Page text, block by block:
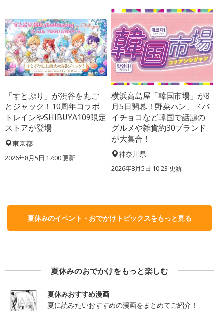
「すとぷり」が渋谷を丸ご
とジャック！10周年コラボ
トレインやSHIBUYA109限定
ストアが登場
東京都
2026年8月5日 17:00更新
横浜高島屋「韓国市場」が8
月5日開幕！野菜パン、ドバ
イチョコなど韓国で話題の
グルメや雑貨約30ブランド
が大集合！
神奈川県
2026年8月5日 10:23 更新
夏休みのイベント・おでかけトピックスをもっと見る
夏休みのおでかけをもっと楽しむ
夏休みおすすめ漫画
夏に読みたいおすすめの漫画をまとめてご紹介！